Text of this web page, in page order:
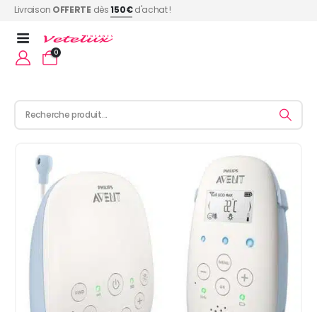
Livraison OFFERTE dès150€d'achat !
0